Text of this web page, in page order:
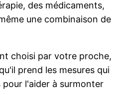
des médicaments,
une combinaison de
choisi par votre proche,
prend les mesures qui
l'aider à surmonter